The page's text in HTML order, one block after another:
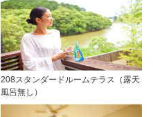
208スタンダードルームテラス（露天
風呂無し）